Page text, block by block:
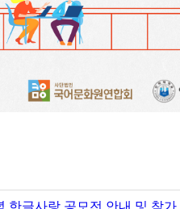
한글사랑 공모전 안내 및 참